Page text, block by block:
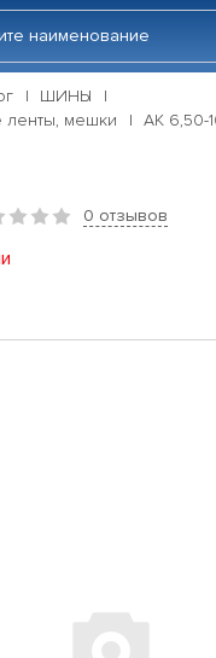
ШИНЫ
мешки
АК 6,50-
0 отзывов